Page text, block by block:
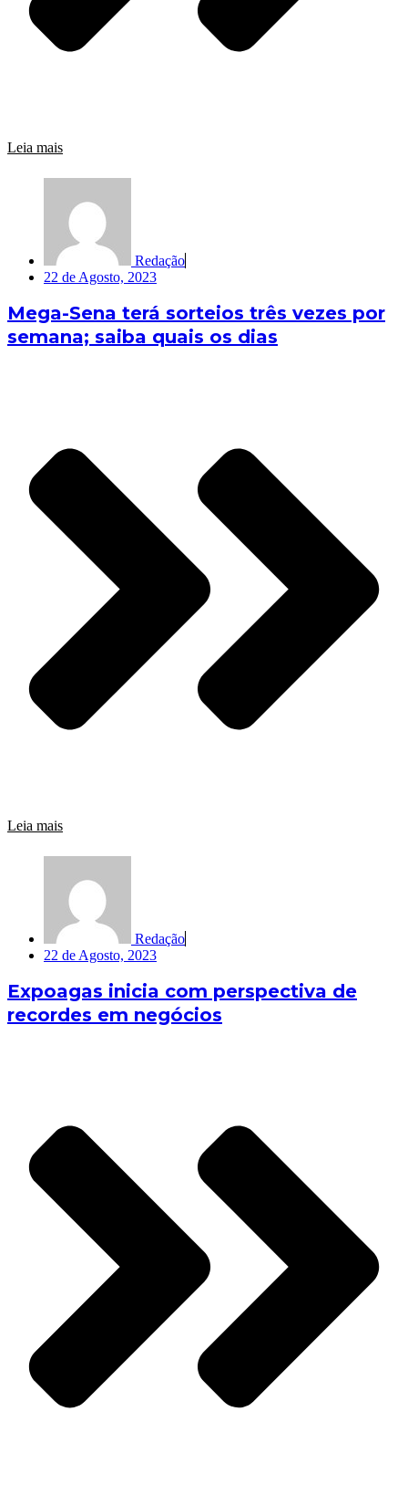
Leia mais
Redação
22 de Agosto, 2023
Mega-Sena terá sorteios três vezes por
semana; saiba quais os dias
Leia mais
Redação
22 de Agosto, 2023
Expoagas inicia com perspectiva de
recordes em negócios